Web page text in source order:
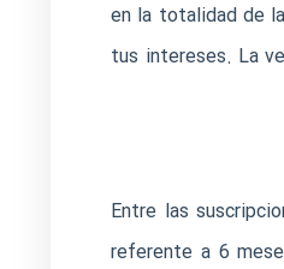
en la totalidad de
tus intereses. La
Entre las
referente a 6